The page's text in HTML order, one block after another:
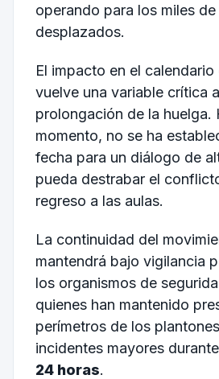
operando para los miles
desplazados.
El impacto en el calendario
vuelve una variable crítica
prolongación de la huelga.
momento, no se ha
fecha para un diálogo de
pueda destrabar el
regreso a las aulas.
La continuidad del
mantendrá bajo vigilancia
los organismos de
quienes han mantenido
perímetros de los
incidentes mayores
24 horas.